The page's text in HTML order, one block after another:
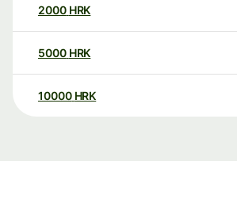
2000 HRK
5000 HRK
10000 HRK